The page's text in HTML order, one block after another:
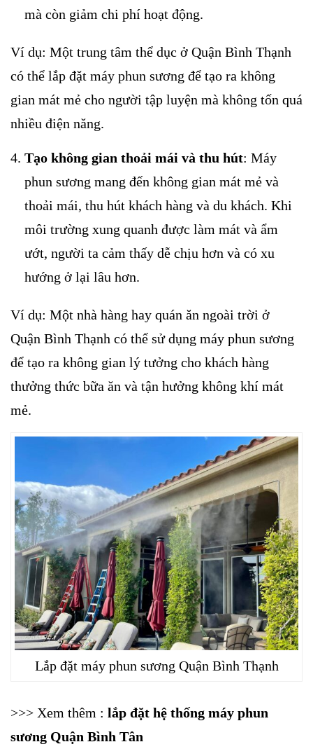
mà còn giảm chi phí hoạt động.
Ví dụ: Một trung tâm thể dục ở Quận Bình Thạnh
có thể lắp đặt máy phun sương để tạo ra không
gian mát mẻ cho người tập luyện mà không tốn quá
nhiều điện năng.
Tạo không gian thoải mái và thu hút: Máy
phun sương mang đến không gian mát mẻ và
thoải mái, thu hút khách hàng và du khách. Khi
môi trường xung quanh được làm mát và ẩm
ướt, người ta cảm thấy dễ chịu hơn và có xu
hướng ở lại lâu hơn.
Ví dụ: Một nhà hàng hay quán ăn ngoài trời ở
Quận Bình Thạnh có thể sử dụng máy phun sương
để tạo ra không gian lý tưởng cho khách hàng
thưởng thức bữa ăn và tận hưởng không khí mát
mẻ.
Lắp đặt máy phun sương Quận Bình Thạnh
>>> Xem thêm : lắp đặt hệ thống máy phun
sương Quận Bình Tân